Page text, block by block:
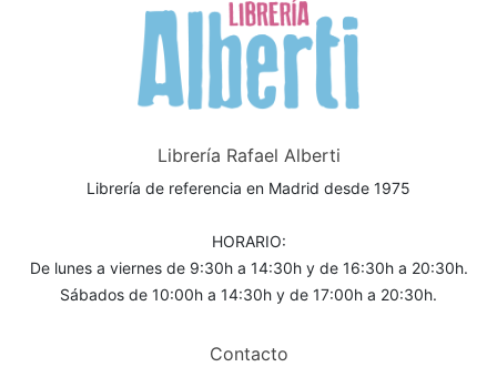
Librería Rafael Alberti
Librería de referencia en Madrid desde 1975
HORARIO:
De lunes a viernes de 9:30h a 14:30h y de 16:30h a 20:30h.
Sábados de 10:00h a 14:30h y de 17:00h a 20:30h.
Contacto